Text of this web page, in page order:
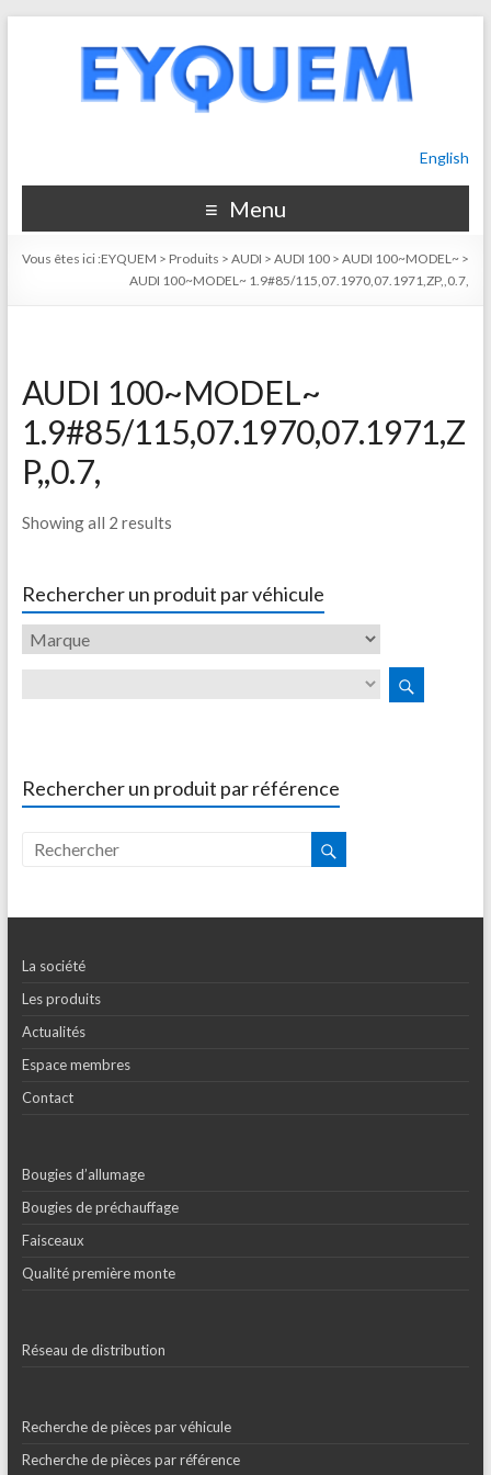
English
Menu
Vous êtes ici :EYQUEM > Produits >AUDI >AUDI 100 >AUDI 100~MODEL~ >
AUDI 100~MODEL~ 1.9#85/115,07.1970,07.1971,ZP,,0.7,
AUDI 100~MODEL~
1.9#85/115,07.1970,07.1971,Z
P,,0.7,
Showing all 2 results
Rechercher un produit par véhicule
Rechercher un produit par référence
La société
Les produits
Actualités
Espace membres
Contact
Bougies d’allumage
Bougies de préchauffage
Faisceaux
Qualité première monte
Réseau de distribution
Recherche de pièces par véhicule
Recherche de pièces par référence